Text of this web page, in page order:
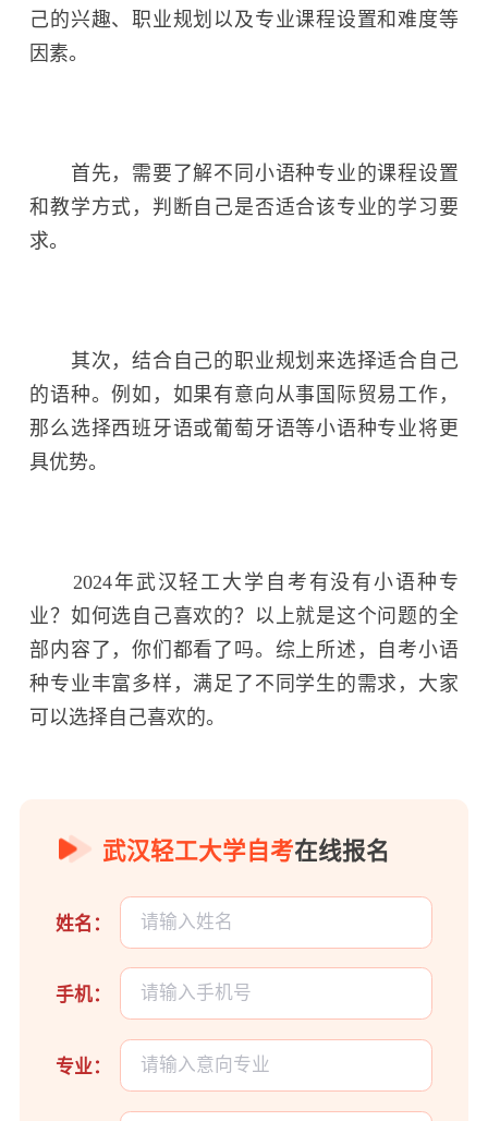
己的兴趣、职业规划以及专业课程设置和难度等
因素。
首先，需要了解不同小语种专业的课程设置
和教学方式，判断自己是否适合该专业的学习要
求。
其次，结合自己的职业规划来选择适合自己
的语种。例如，如果有意向从事国际贸易工作，
那么选择西班牙语或葡萄牙语等小语种专业将更
具优势。
2024年武汉轻工大学自考有没有小语种专
业？如何选自己喜欢的？以上就是这个问题的全
部内容了，你们都看了吗。综上所述，自考小语
种专业丰富多样，满足了不同学生的需求，大家
可以选择自己喜欢的。
武汉轻工大学自考在线报名
姓名：
手机：
专业：